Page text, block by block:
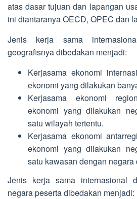
atas dasar tujuan dan lapangan
ini diantaranya OECD, OPEC dan
Jenis kerja sama
geografisnya dibedakan menjadi:
Kerjasama ekonomi
ekonomi yang dilakukan
Kerjasama ekonomi
ekonomi yang dilakukan
satu wilayah tertentu.
Kerjasama ekonomi
ekonomi yang dilakukan
satu kawasan dengan
Jenis kerja sama internasional
negara peserta dibedakan menjadi: